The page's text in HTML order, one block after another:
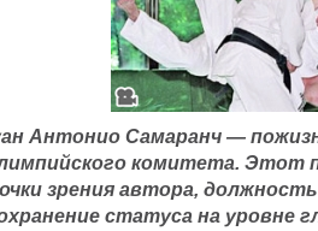
Антонио Самаранч —
комитета. Этот
зрения автора,
статуса на уровне